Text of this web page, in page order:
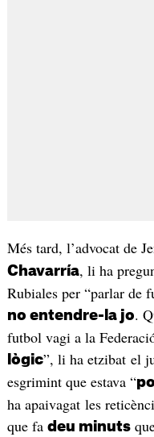
Més tard, l’advocat de
Chavarría, li ha
Rubiales per “parlar de
no entendre-la jo.
futbol vagi a la
lògic”, li ha etzibat el
esgrimint que estava “
ha apaivagat les
que fa deu minuts